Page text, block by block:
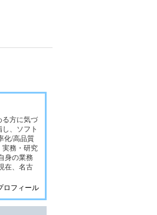
る方に気づ
、ソフト
化/高品質
実務・研究
身の業務
在、名古
ロフィール